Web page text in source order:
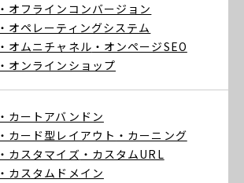
・オフラインコンバージョン
・オペレーティングシステム
・オムニチャネル ・オンページSEO
・オンラインショップ
・カートアバンドン
・カード型レイアウト ・カーニング
・カスタマイズ ・カスタムURL
・カスタムドメイン